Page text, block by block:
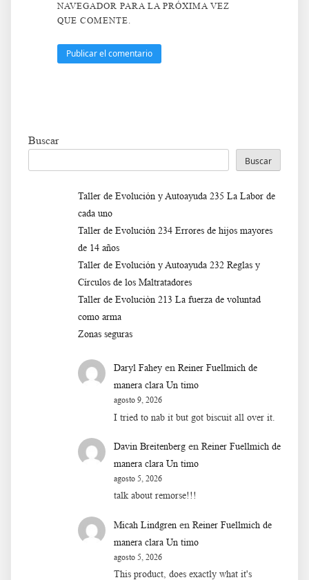
NAVEGADOR PARA LA PRÓXIMA VEZ
QUE COMENTE.
Buscar
Buscar
Taller de Evolución y Autoayuda 235 La Labor de
cada uno
Taller de Evolución 234 Errores de hijos mayores
de 14 años
Taller de Evolución y Autoayuda 232 Reglas y
Círculos de los Maltratadores
Taller de Evoluciòn 213 La fuerza de voluntad
como arma
Zonas seguras
Daryl Fahey en Reiner Fuellmich de
manera clara Un timo
agosto 9, 2026
I tried to nab it but got biscuit all over it.
Davin Breitenberg en Reiner Fuellmich de
manera clara Un timo
agosto 5, 2026
talk about remorse!!!
Micah Lindgren en Reiner Fuellmich de
manera clara Un timo
agosto 5, 2026
This product, does exactly what it's